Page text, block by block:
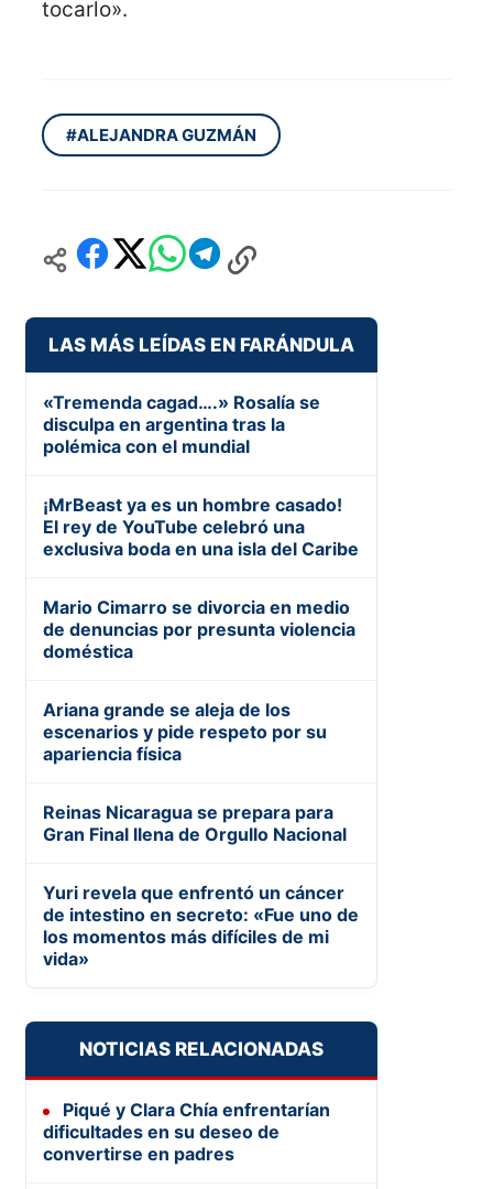
tocarlo».
#ALEJANDRA GUZMÁN
LAS MÁS LEÍDAS EN FARÁNDULA
«Tremenda cagad….» Rosalía se
disculpa en argentina tras la
polémica con el mundial
¡MrBeast ya es un hombre casado!
El rey de YouTube celebró una
exclusiva boda en una isla del Caribe
Mario Cimarro se divorcia en medio
de denuncias por presunta violencia
doméstica
Ariana grande se aleja de los
escenarios y pide respeto por su
apariencia física
Reinas Nicaragua se prepara para
Gran Final llena de Orgullo Nacional
Yuri revela que enfrentó un cáncer
de intestino en secreto: «Fue uno de
los momentos más difíciles de mi
vida»
NOTICIAS RELACIONADAS
Piqué y Clara Chía enfrentarían
dificultades en su deseo de
convertirse en padres